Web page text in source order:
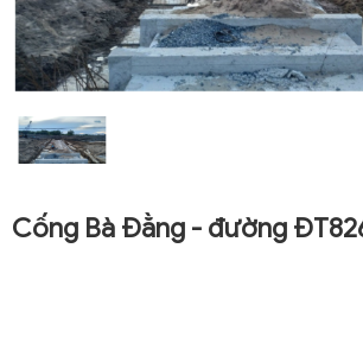
Cống Bà Đằng - đường